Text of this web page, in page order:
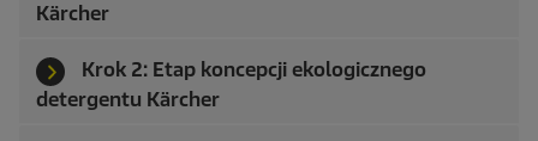
Kärcher
Krok 2: Etap koncepcji ekologicznego
detergentu Kärcher